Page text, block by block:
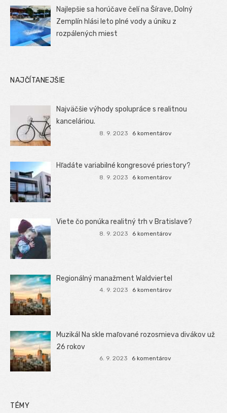
Najlepšie sa horúčave čelí na Šírave, Dolný
Zemplín hlási leto plné vody a úniku z
rozpálených miest
NAJČÍTANEJŠIE
Najväčšie výhody spolupráce s realitnou
kanceláriou.
8. 9. 2023 6 komentárov
Hľadáte variabilné kongresové priestory?
8. 9. 2023 6 komentárov
Viete čo ponúka realitný trh v Bratislave?
8. 9. 2023 6 komentárov
Regionálný manažment Waldviertel
4. 9. 2023 6 komentárov
Muzikál Na skle maľované rozosmieva divákov už
26 rokov
6. 9. 2023 6 komentárov
TÉMY